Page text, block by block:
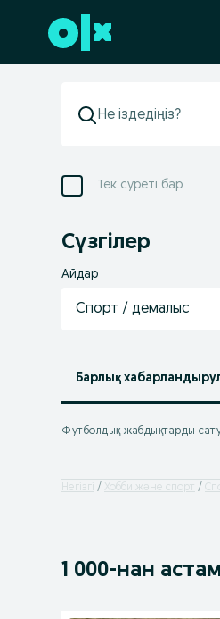
Төменгі деректемеге өту
Тек суреті бар
Сүзгілер
Айдар
Спорт / демалыс
Барлық
Футболдық жабдықтарды
Негізгі Хобби және спорт
1 000-нан